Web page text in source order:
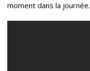
moment dans la journée.